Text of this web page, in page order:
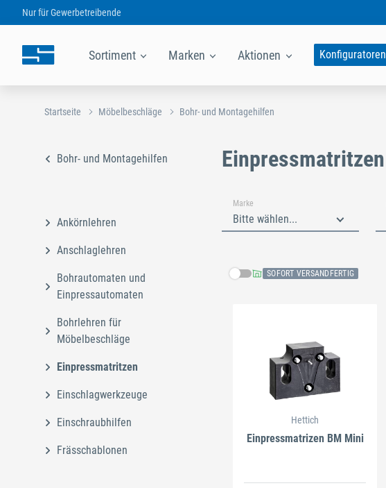
Nur fürGewerbetreibende
Sortiment Marken Aktionen Konfiguratoren
Startseite Möbelbeschläge Bohr- und Montagehilfen
Bohr- und Montagehilfen
Ankörnlehren
Anschlaglehren
Bohrautomaten und
Einpressautomaten
Bohrlehren für
Möbelbeschläge
Einpressmatritzen
Einschlagwerkzeuge
Einschraubhilfen
Frässchablonen
Einpressmatritzen
Marke
Bitte wählen...
SOFORT VERSANDFERTIG
Hettich
Einpressmatrizen BM Mini